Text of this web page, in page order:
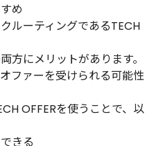
め
ルーティングであるTECH
方にメリットがあります。
ファーを受けられる可能性
OFFERを使うことで、以
きる